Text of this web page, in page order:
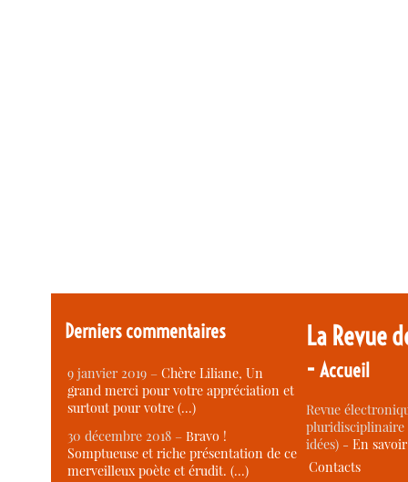
Derniers commentaires
9 janvier 2019 –Chère Liliane, Un
grand merci pour votre appréciation et
surtout pour votre (…)
30 décembre 2018 –Bravo !
Somptueuse et riche présentation de ce
merveilleux poète et érudit. (…)
La Revue
-Accueil
Revue
idées) -En
Contacts